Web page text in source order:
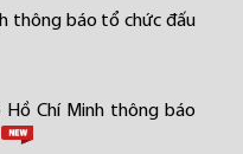
thông báo tổ chức đấu
Hồ Chí Minh thông báo